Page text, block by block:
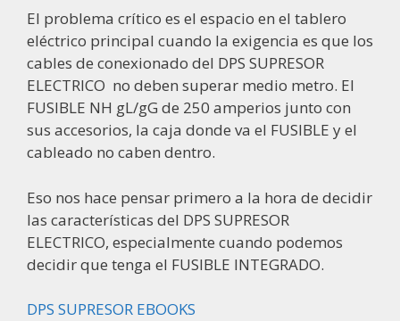
El problema crítico es el espacio en el tablero
eléctrico principal cuando la exigencia es que los
cables de conexionado del DPS SUPRESOR
ELECTRICO no deben superar medio metro. El
FUSIBLE NH gL/gG de 250 amperios junto con
sus accesorios, la caja donde va el FUSIBLE y el
cableado no caben dentro.
Eso nos hace pensar primero a la hora de decidir
las características del DPS SUPRESOR
ELECTRICO, especialmente cuando podemos
decidir que tenga el FUSIBLE INTEGRADO.
DPS SUPRESOR EBOOKS